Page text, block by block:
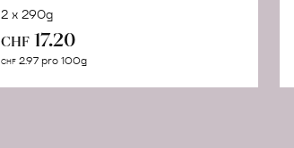
2 x 290g
CHF 17.20
CHF 2.97 pro 100g